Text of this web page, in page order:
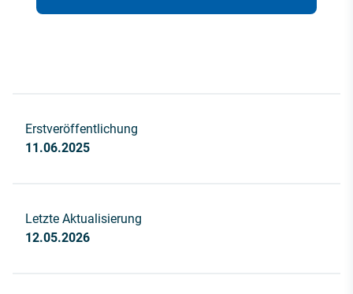
Erstveröffentlichung
11.06.2025
Letzte Aktualisierung
12.05.2026